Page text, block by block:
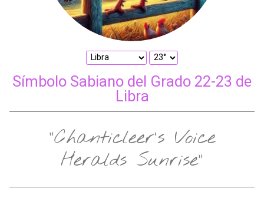
Símbolo Sabiano del Grado 22-23 de
Libra
"Chanticleer’s Voice
Heralds Sunrise"